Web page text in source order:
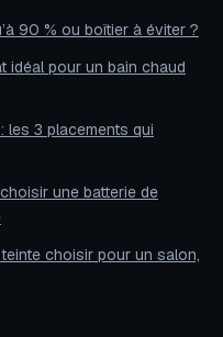
90 % ou boîtier à éviter ?
idéal pour un bain chaud
les 3 placements qui
une batterie de
choisir pour un salon,